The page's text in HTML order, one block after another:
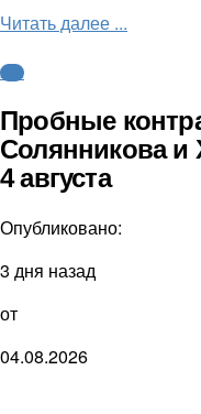
Читать далее ...
КХЛ
Пробные
Солянникова и
4 августа
Опубликовано:
3 дня назад
от
04.08.2026